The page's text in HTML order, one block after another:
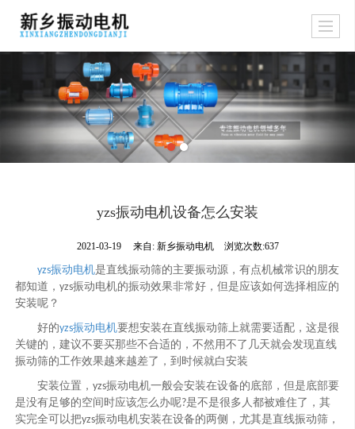
yzs振动电机设备怎么安装
2021-03-19 来自: 新乡振动电机 浏览次数:637
yzs振动电机是直线振动筛的主要振动源，有点机械常识的朋友
都知道，yzs振动电机的振动效果非常好，但是应该如何选择相应的
安装呢？
好的yzs振动电机要想安装在直线振动筛上就需要适配，这是很
关键的，建议不要买那些不合适的，不然用不了几天就会发现直线
振动筛的工作效果越来越差了，到时候就白安装
安装位置，yzs振动电机一般会安装在设备的底部，但是底部要
是没有足够的空间时应该怎么办呢?是不是很多人都被难住了，其
实完全可以把yzs振动电机安装在设备的两侧，尤其是直线振动筛，